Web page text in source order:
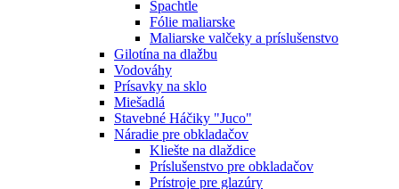
Špachtle
Fólie maliarske
Maliarske valčeky a príslušenstvo
Gilotína na dlažbu
Vodováhy
Prísavky na sklo
Miešadlá
Stavebné Háčiky "Juco"
Náradie pre obkladačov
Kliešte na dlaždice
Príslušenstvo pre obkladačov
Prístroje pre glazúry